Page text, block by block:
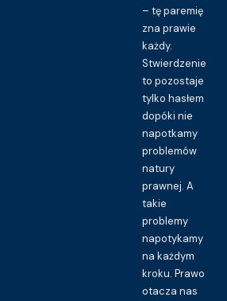
– tę paremię
zna prawie
każdy.
Stwierdzenie
to pozostaje
tylko hasłem
dopóki nie
napotkamy
problemów
natury
prawnej. A
takie
problemy
napotykamy
na każdym
kroku. Prawo
otacza nas